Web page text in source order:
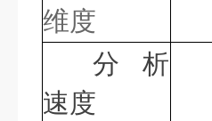
维度
分析
速度